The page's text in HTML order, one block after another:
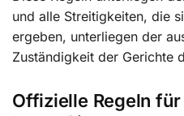
und alle Streitigkeiten, die
ergeben, unterliegen der
Zuständigkeit der Gerichte
Offizielle Regeln